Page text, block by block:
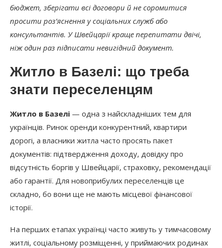
бюджет, зберігати всі договори й не соромитися
просити роз’яснення у соціальних служб або
консультантів. У Швейцарії краще перепитати двічі,
ніж один раз підписати невигідний документ.
Житло в Базелі: що треба
знати переселенцям
Житло в Базелі — одна з найскладніших тем для
українців. Ринок оренди конкурентний, квартири
дорогі, а власники житла часто просять пакет
документів: підтвердження доходу, довідку про
відсутність боргів у Швейцарії, страховку, рекомендації
або гарантії. Для новоприбулих переселенців це
складно, бо вони ще не мають місцевої фінансової
історії.
На перших етапах українці часто живуть у тимчасовому
житлі, соціальному розміщенні, у приймаючих родинах